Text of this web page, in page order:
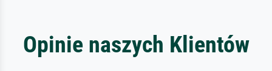
Opinie naszych Klientów